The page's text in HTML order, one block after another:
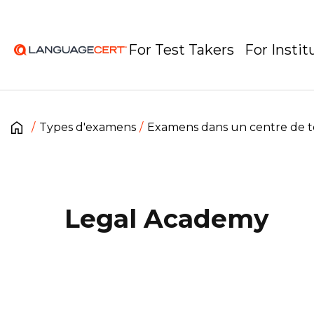
For Test Takers For
Types d'examens Examens dans un centre de
Legal Academy